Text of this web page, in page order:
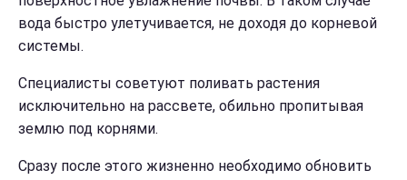
вода быстро улетучивается, не доходя до корневой
системы.
Специалисты советуют поливать растения
исключительно на рассвете, обильно пропитывая
землю под корнями.
Сразу после этого жизненно необходимо обновить